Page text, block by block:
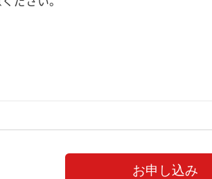
色キッチンペーパー・ウェットティッ
お申し込み